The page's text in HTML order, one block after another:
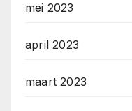
mei 2023
april 2023
maart 2023